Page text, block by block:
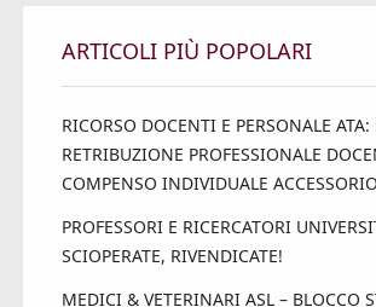
ARTICOLI PIÙ POPOLARI
RICORSO DOCENTI E PERSONALE
RETRIBUZIONE PROFESSIONALE
COMPENSO INDIVIDUALE
PROFESSORI E RICERCATORI
SCIOPERATE, RIVENDICATE!
MEDICI & VETERINARI ASL – BLOCCO